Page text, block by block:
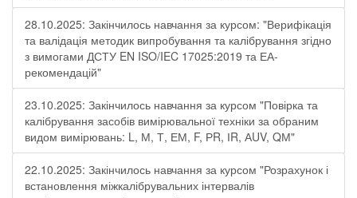
28.10.2025: Закінчилось навчання за курсом: "Верифікація
та валідація методик випробування та калібрування згідно
з вимогами ДСТУ EN ISO/IEC 17025:2019 та ЕА-
рекомендацій"
23.10.2025: Закінчилось навчання за курсом "Повірка та
калібрування засобів вимірювальної техніки за обраним
видом вимірювань: L, М, Т, ЕМ, F, РR, ІR, АUV, QМ"
22.10.2025: Закінчилось навчання за курсом "Розрахунок і
встановлення міжкалібрувальних інтервалів